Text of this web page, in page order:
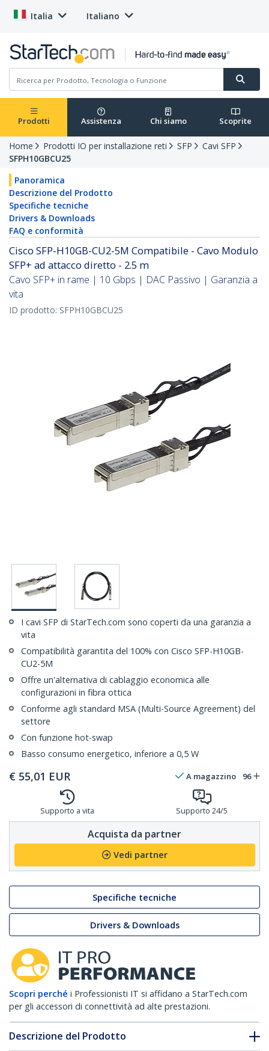
Italia Italiano
Prodotti Assistenza Chi siamo Scoprite
Home Prodotti IO per installazione reti SFP
Cavi SFP
SFPH10GBCU25
Panoramica
Descrizione del Prodotto
Specifiche tecniche
Drivers & Downloads
FAQ e conformità
Cisco SFP-H10GB-CU2-5M Compatibile - Cavo Modulo
SFP+ ad attacco diretto - 2.5 m
Cavo SFP+ in rame | 10 Gbps | DAC Passivo | Garanzia a
vita
ID prodotto: SFPH10GBCU25
I cavi SFP di StarTech.com sono coperti da una garanzia a
vita
Compatibilità garantita del 100% con Cisco SFP-H10GB-
CU2-5M
Offre un'alternativa di cablaggio economica alle
configurazioni in fibra ottica
Conforme agli standard MSA (Multi-Source Agreement) del
settore
Con funzione hot-swap
Basso consumo energetico, inferiore a 0,5 W
€ 55,01 EUR A magazzino 96
Supporto a vita Supporto 24/5
Acquista da partner
Vedi partner
Specifiche tecniche
Drivers & Downloads
Scopri perché i Professionisti IT si affidano a StarTech.com
per gli accessori di connettività ad alte prestazioni.
Descrizione del Prodotto